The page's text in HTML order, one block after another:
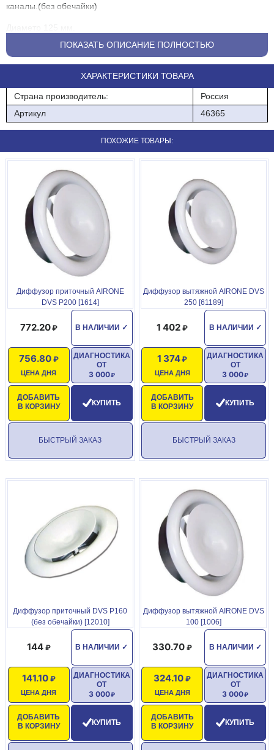
каналы.(без обечайки)
ПОКАЗАТЬ ОПИСАНИЕ ПОЛНОСТЬЮ
ХАРАКТЕРИСТИКИ ТОВАРА
Страна производитель:
Россия
Артикул
46365
ПОХОЖИЕ ТОВАРЫ:
Диффузор приточный AIRONE
DVS P200 [1614]
В НАЛИЧИИ ✓
772.20
ЦЕНА ДНЯ
756.80
ДОБАВИТЬ
В КОРЗИНУ
ДИАГНОСТИКА
ОТ
3 000
КУПИТЬ
БЫСТРЫЙ ЗАКАЗ
Диффузор вытяжной AIRONE DVS
250 [61189]
В НАЛИЧИИ ✓
1 402
ЦЕНА ДНЯ
1 374
ДОБАВИТЬ
В КОРЗИНУ
ДИАГНОСТИКА
ОТ
3 000
КУПИТЬ
БЫСТРЫЙ ЗАКАЗ
Диффузор приточный DVS P160
(без обечайки) [12010]
В НАЛИЧИИ ✓
144
ЦЕНА ДНЯ
141.10
ДОБАВИТЬ
В КОРЗИНУ
ДИАГНОСТИКА
ОТ
3 000
КУПИТЬ
Диффузор вытяжной AIRONE DVS
100 [1006]
В НАЛИЧИИ ✓
330.70
ЦЕНА ДНЯ
324.10
ДОБАВИТЬ
В КОРЗИНУ
ДИАГНОСТИКА
ОТ
3 000
КУПИТЬ